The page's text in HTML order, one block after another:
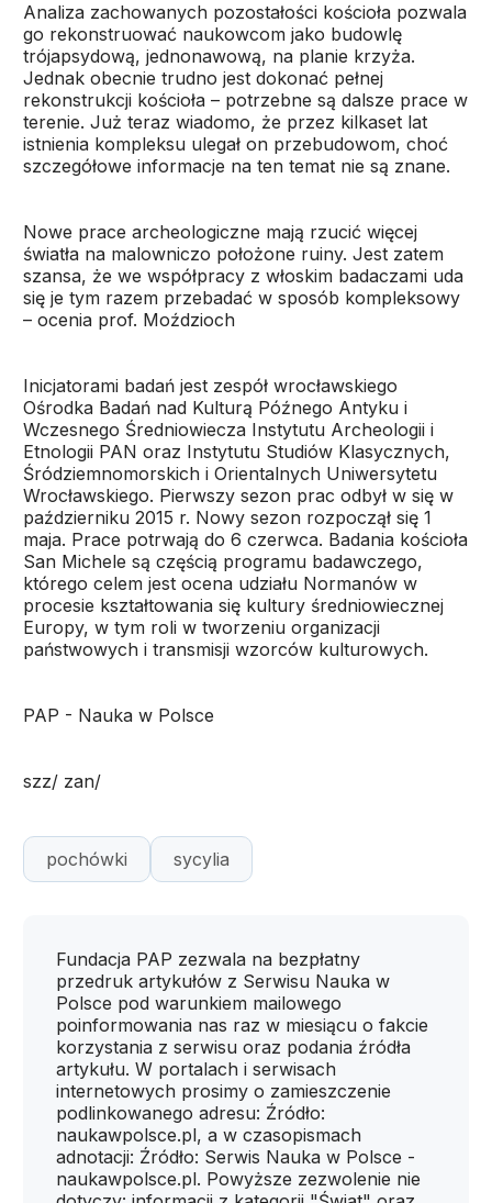
Analiza zachowanych pozostałości kościoła pozwala
go rekonstruować naukowcom jako budowlę
trójapsydową, jednonawową, na planie krzyża.
Jednak obecnie trudno jest dokonać pełnej
rekonstrukcji kościoła – potrzebne są dalsze prace w
terenie. Już teraz wiadomo, że przez kilkaset lat
istnienia kompleksu ulegał on przebudowom, choć
szczegółowe informacje na ten temat nie są znane.
Nowe prace archeologiczne mają rzucić więcej
światła na malowniczo położone ruiny. Jest zatem
szansa, że we współpracy z włoskim badaczami uda
się je tym razem przebadać w sposób kompleksowy
– ocenia prof. Moździoch
Inicjatorami badań jest zespół wrocławskiego
Ośrodka Badań nad Kulturą Późnego Antyku i
Wczesnego Średniowiecza Instytutu Archeologii i
Etnologii PAN oraz Instytutu Studiów Klasycznych,
Śródziemnomorskich i Orientalnych Uniwersytetu
Wrocławskiego. Pierwszy sezon prac odbył w się w
październiku 2015 r. Nowy sezon rozpoczął się 1
maja. Prace potrwają do 6 czerwca. Badania kościoła
San Michele są częścią programu badawczego,
którego celem jest ocena udziału Normanów w
procesie kształtowania się kultury średniowiecznej
Europy, w tym roli w tworzeniu organizacji
państwowych i transmisji wzorców kulturowych.
PAP - Nauka w Polsce
szz/ zan/
pochówki sycylia
Fundacja PAP zezwala na bezpłatny
przedruk artykułów z Serwisu Nauka w
Polsce pod warunkiem mailowego
poinformowania nas raz w miesiącu o fakcie
korzystania z serwisu oraz podania źródła
artykułu. W portalach i serwisach
internetowych prosimy o zamieszczenie
podlinkowanego adresu: Źródło:
naukawpolsce.pl, a w czasopismach
adnotacji: Źródło: Serwis Nauka w Polsce -
naukawpolsce.pl. Powyższe zezwolenie nie